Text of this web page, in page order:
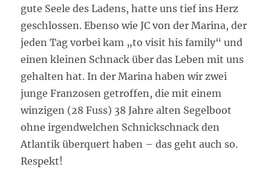
gute Seele des Ladens, hatte uns tief ins Herz
geschlossen. Ebenso wie JC von der Marina, der
jeden Tag vorbei kam „to visit his family“ und
einen kleinen Schnack über das Leben mit uns
gehalten hat. In der Marina haben wir zwei
junge Franzosen getroffen, die mit einem
winzigen (28 Fuss) 38 Jahre alten Segelboot
ohne irgendwelchen Schnickschnack den
Atlantik überquert haben – das geht auch so.
Respekt!